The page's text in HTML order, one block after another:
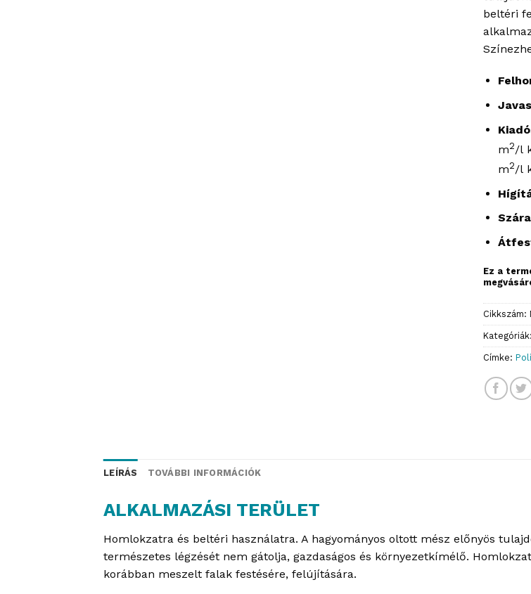
beltéri
m2/l
m2/l
Ez a
Cikkszám:
Kategóriák:
Címke:
LEÍRÁS TOVÁBBI INFORMÁCIÓK
ALKALMAZÁSI TERÜLET
Homlokzatra és beltéri használatra. A hagyományos oltott mész előnyös
természetes légzését nem gátolja, gazdaságos és környezetkímélő.
korábban meszelt falak festésére, felújítására.